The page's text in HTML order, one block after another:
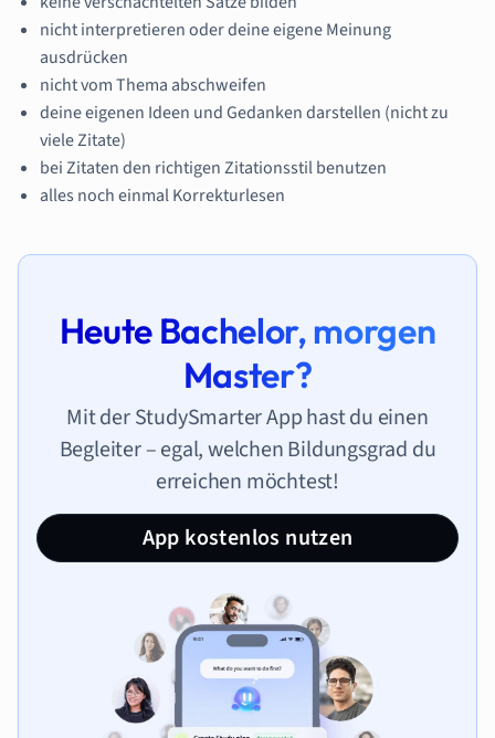
nicht interpretieren oder deine eigene Meinung
ausdrücken
nicht vom Thema abschweifen
deine eigenen Ideen und Gedanken darstellen (nicht zu
viele Zitate)
bei Zitaten den richtigen Zitationsstil benutzen
alles noch einmal Korrekturlesen
Heute Bachelor, morgen
Master?
Mit der StudySmarter App hast du einen
Begleiter – egal, welchen Bildungsgrad du
erreichen möchtest!
App kostenlos nutzen